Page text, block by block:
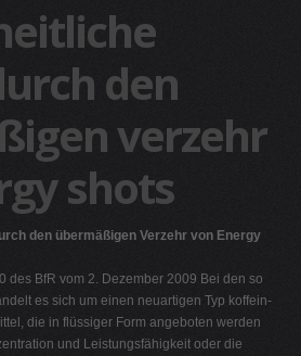
den
verzehr
shots
den übermäßigen Verzehr von Energy
des BfR vom 2. Dezember 2009 Bei den so
es sich um einen neuartigen Typ koffein-
die in flüssiger Form angeboten werden
und Leistungsfähigkeit oder die